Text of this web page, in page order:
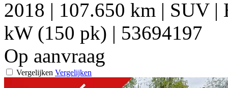
2018 | 107.650 km | SUV|
kW (150 pk) | 53694197
Op aanvraag
Vergelijken Vergelijken